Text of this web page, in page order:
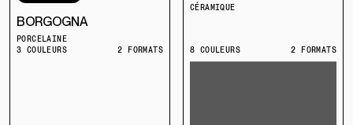
BORGOGNA
PORCELAINE
3 COULEURS
2 FORMATS
CÉRAMIQUE
8 COULEURS 2 FORMATS